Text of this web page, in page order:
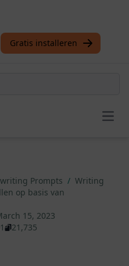
Gratis installeren
Prompts / Writing
op basis van
15, 2023
1 21,735